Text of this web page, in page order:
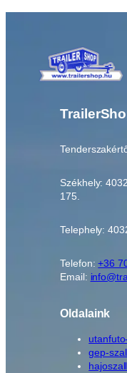
Székhely:
175.
Telephely:
Telefon:+36
Email:
Oldalaink
gep-